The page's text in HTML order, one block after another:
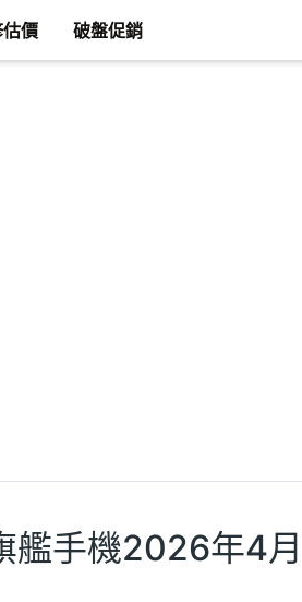
價 破盤促銷
艦手機2026年4月